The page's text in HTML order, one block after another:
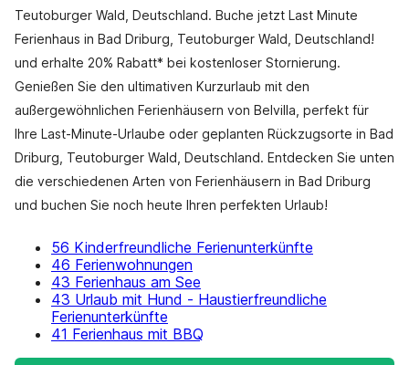
Teutoburger Wald, Deutschland. Buche jetzt Last Minute
Ferienhaus in Bad Driburg, Teutoburger Wald, Deutschland!
und erhalte 20% Rabatt* bei kostenloser Stornierung.
Genießen Sie den ultimativen Kurzurlaub mit den
außergewöhnlichen Ferienhäusern von Belvilla, perfekt für
Ihre Last-Minute-Urlaube oder geplanten Rückzugsorte in Bad
Driburg, Teutoburger Wald, Deutschland. Entdecken Sie unten
die verschiedenen Arten von Ferienhäusern in Bad Driburg
und buchen Sie noch heute Ihren perfekten Urlaub!
56 Kinderfreundliche Ferienunterkünfte
46 Ferienwohnungen
43 Ferienhaus am See
43 Urlaub mit Hund - Haustierfreundliche
Ferienunterkünfte
41 Ferienhaus mit BBQ